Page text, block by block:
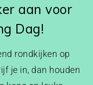
aan voor
Dag!
rondkijken op
je in, dan houden